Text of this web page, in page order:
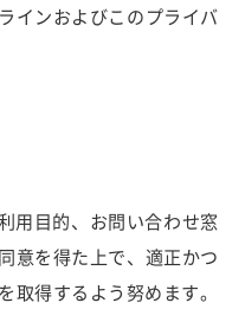
インおよびこのプライバ
用目的、お問い合わせ窓
意を得た上で、適正かつ
取得するよう努めます。